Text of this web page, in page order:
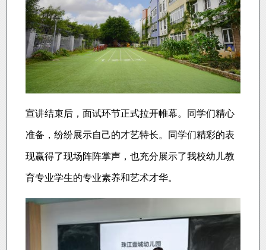
宣讲结束后，面试环节正式拉开帷幕。同学们精心
准备，纷纷展示自己的才艺特长。同学们精彩的表
现赢得了现场阵阵掌声，也充分展示了我校幼儿教
育专业学生的专业素养和艺术才华。